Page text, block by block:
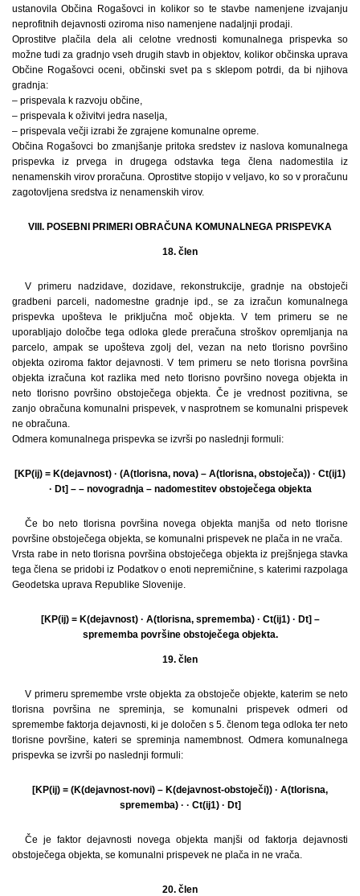
ustanovila Občina Rogašovci in kolikor so te stavbe namenjene izvajanju
neprofitnih dejavnosti oziroma niso namenjene nadaljnji prodaji.
Oprostitve plačila dela ali celotne vrednosti komunalnega prispevka so
možne tudi za gradnjo vseh drugih stavb in objektov, kolikor občinska uprava
Občine Rogašovci oceni, občinski svet pa s sklepom potrdi, da bi njihova
gradnja:
– prispevala k razvoju občine,
– prispevala k oživitvi jedra naselja,
– prispevala večji izrabi že zgrajene komunalne opreme.
Občina Rogašovci bo zmanjšanje pritoka sredstev iz naslova komunalnega
prispevka iz prvega in drugega odstavka tega člena nadomestila iz
nenamenskih virov proračuna. Oprostitve stopijo v veljavo, ko so v proračunu
zagotovljena sredstva iz nenamenskih virov.
VIII. POSEBNI PRIMERI OBRAČUNA KOMUNALNEGA PRISPEVKA
18. člen
V primeru nadzidave, dozidave, rekonstrukcije, gradnje na obstoječi
gradbeni parceli, nadomestne gradnje ipd., se za izračun komunalnega
prispevka upošteva le priključna moč objekta. V tem primeru se ne
uporabljajo določbe tega odloka glede preračuna stroškov opremljanja na
parcelo, ampak se upošteva zgolj del, vezan na neto tlorisno površino
objekta oziroma faktor dejavnosti. V tem primeru se neto tlorisna površina
objekta izračuna kot razlika med neto tlorisno površino novega objekta in
neto tlorisno površino obstoječega objekta. Če je vrednost pozitivna, se
zanjo obračuna komunalni prispevek, v nasprotnem se komunalni prispevek
ne obračuna.
Odmera komunalnega prispevka se izvrši po naslednji formuli:
[KP(ij) = K(dejavnost) · (A(tlorisna, nova) – A(tlorisna, obstoječa)) · Ct(ij1)
· Dt] – – novogradnja – nadomestitev obstoječega objekta
Če bo neto tlorisna površina novega objekta manjša od neto tlorisne
površine obstoječega objekta, se komunalni prispevek ne plača in ne vrača.
Vrsta rabe in neto tlorisna površina obstoječega objekta iz prejšnjega stavka
tega člena se pridobi iz Podatkov o enoti nepremičnine, s katerimi razpolaga
Geodetska uprava Republike Slovenije.
[KP(ij) = K(dejavnost) · A(tlorisna, sprememba) · Ct(ij1) · Dt] –
sprememba površine obstoječega objekta.
19. člen
V primeru spremembe vrste objekta za obstoječe objekte, katerim se neto
tlorisna površina ne spreminja, se komunalni prispevek odmeri od
spremembe faktorja dejavnosti, ki je določen s 5. členom tega odloka ter neto
tlorisne površine, kateri se spreminja namembnost. Odmera komunalnega
prispevka se izvrši po naslednji formuli:
[KP(ij) = (K(dejavnost-novi) – K(dejavnost-obstoječi)) · A(tlorisna,
sprememba) · · Ct(ij1) · Dt]
Če je faktor dejavnosti novega objekta manjši od faktorja dejavnosti
obstoječega objekta, se komunalni prispevek ne plača in ne vrača.
20. člen